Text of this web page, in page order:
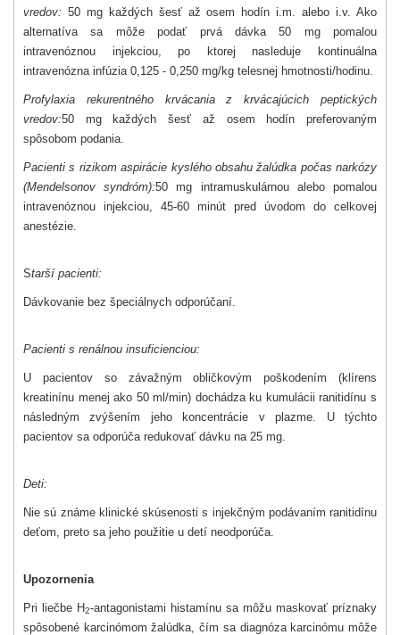
vredov: 50 mg každých šesť až osem hodín i.m. alebo i.v. Ako
alternatíva sa môže podať prvá dávka 50 mg pomalou
intravenóznou injekciou, po ktorej nasleduje kontinuálna
intravenózna infúzia 0,125 - 0,250 mg/kg telesnej hmotnosti/hodinu.
Profylaxia rekurentného krvácania z krvácajúcich peptických
vredov:50 mg každých šesť až osem hodín preferovaným
spôsobom podania.
Pacienti s rizikom aspirácie kyslého obsahu žalúdka počas narkózy
(Mendelsonov syndróm):50 mg intramuskulárnou alebo pomalou
intravenóznou injekciou, 45-60 minút pred úvodom do celkovej
anestézie.
Starší pacienti:
Dávkovanie bez špeciálnych odporúčaní.
Pacienti s renálnou insuficienciou:
U pacientov so závažným obličkovým poškodením (klírens
kreatinínu menej ako 50 ml/min) dochádza ku kumulácii ranitidínu s
následným zvýšením jeho koncentrácie v plazme. U týchto
pacientov sa odporúča redukovať dávku na 25 mg.
Deti:
Nie sú známe klinické skúsenosti s injekčným podávaním ranitidínu
deťom, preto sa jeho použitie u detí neodporúča.
Upozornenia
Pri liečbe H2-antagonistami histamínu sa môžu maskovať príznaky
spôsobené karcinómom žalúdka, čím sa diagnóza karcinómu môže